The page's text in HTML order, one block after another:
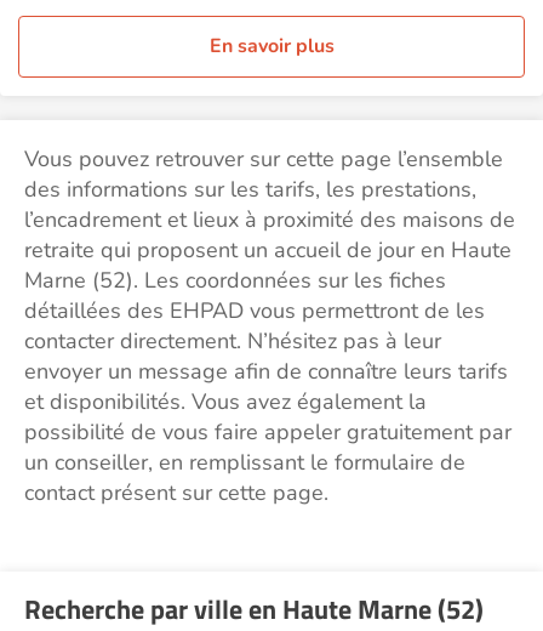
En savoir plus
Vous pouvez retrouver sur cette page l’ensemble
des informations sur les tarifs, les prestations,
l’encadrement et lieux à proximité des maisons de
retraite qui proposent un accueil de jour en Haute
Marne (52). Les coordonnées sur les fiches
détaillées des EHPAD vous permettront de les
contacter directement. N’hésitez pas à leur
envoyer un message afin de connaître leurs tarifs
et disponibilités. Vous avez également la
possibilité de vous faire appeler gratuitement par
un conseiller, en remplissant le formulaire de
contact présent sur cette page.
Recherche par ville en Haute Marne (52)